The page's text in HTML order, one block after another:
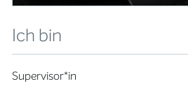
Ich bin
Supervisor*in